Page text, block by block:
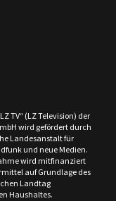
TV“ (LZ Television) der
wird gefördert durch
Landesanstalt für
und neue Medien.
wird mitfinanziert
auf Grundlage des
Landtag
Haushaltes.